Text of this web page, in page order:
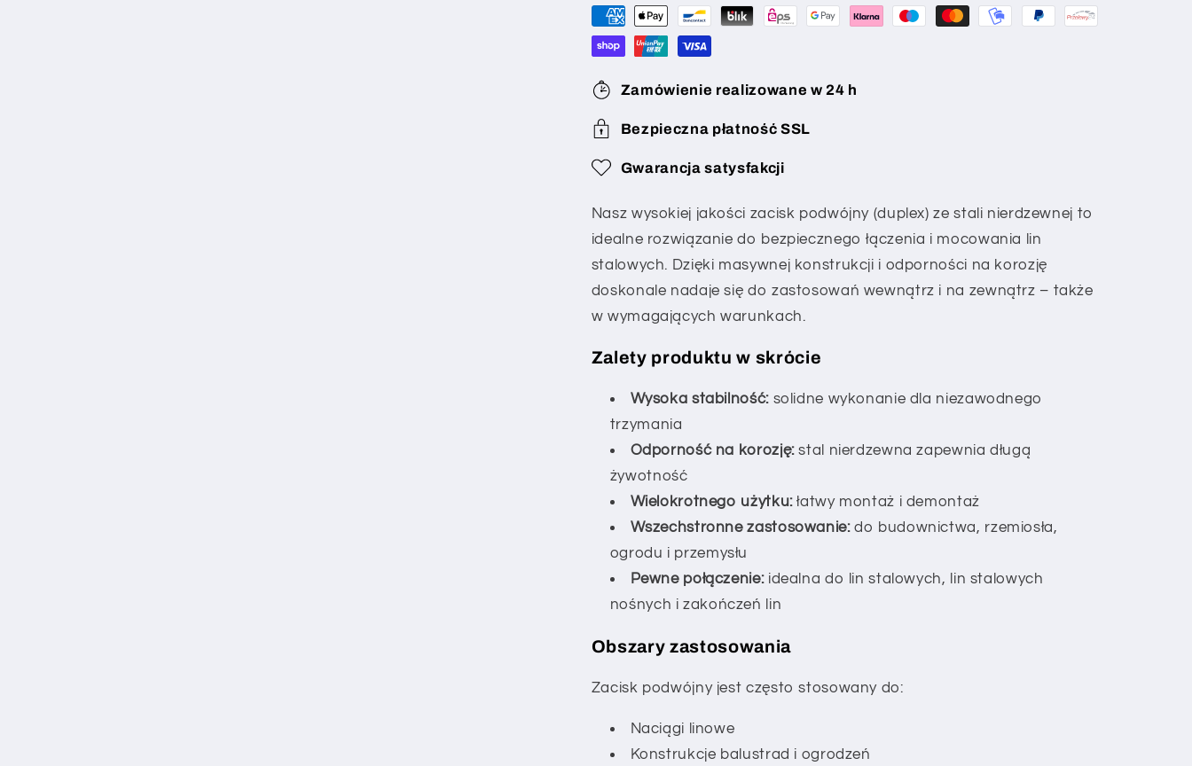
lin
ze
stali
V4A
lin
ze
stali
V4A
Zamówienie realizowane w 24 h
Bezpieczna płatność SSL
Gwarancja satysfakcji
Nasz wysokiej jakości zacisk podwójny (duplex) ze stali nierdzewnej to
idealne rozwiązanie do bezpiecznego łączenia i mocowania lin
stalowych. Dzięki masywnej konstrukcji i odporności na korozję
doskonale nadaje się do zastosowań wewnątrz i na zewnątrz – także
w wymagających warunkach.
Zalety produktu w skrócie
Wysoka stabilność:solidne wykonanie dla niezawodnego
trzymania
Odporność na korozję:stal nierdzewna zapewnia długą
żywotność
Wielokrotnego użytku:łatwy montaż i demontaż
Wszechstronne zastosowanie:do budownictwa, rzemiosła,
ogrodu i przemysłu
Pewne połączenie:idealna do lin stalowych, lin stalowych
nośnych i zakończeń lin
Obszary zastosowania
Zacisk podwójny jest często stosowany do:
Naciągi linowe
Konstrukcje balustrad i ogrodzeń